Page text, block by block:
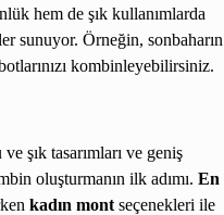
hem de şık kullanımlarda
sunuyor. Örneğin, sonbaharın
kombinleyebilirsiniz.
şık tasarımları ve geniş
oluşturmanın ilk adımı. En
kadın mont seçenekleri ile